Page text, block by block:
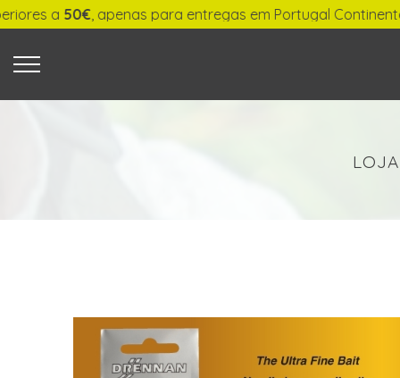
O QUE PROCURA?
, apenas para entregas em Portugal Continental.